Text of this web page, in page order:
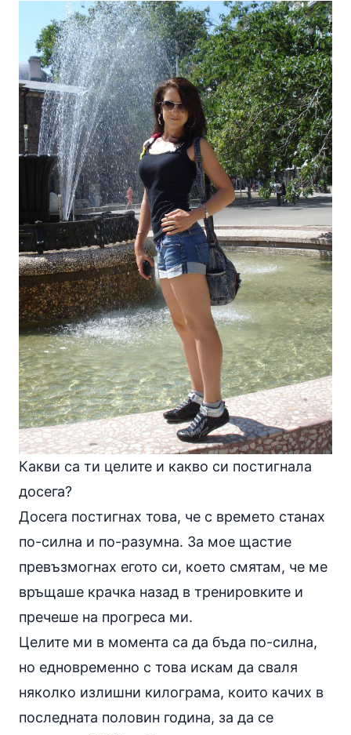
Какви са ти целите и какво си постигнала
досега?
Досега постигнах това, че с времето станах
по-силна и по-разумна. За мое щастие
превъзмогнах егото си, което смятам, че ме
връщаше крачка назад в тренировките и
пречеше на прогреса ми.
Целите ми в момента са да бъда по-силна,
но едновременно с това искам да сваля
няколко излишни килограма, които качих в
последната половин година, за да се